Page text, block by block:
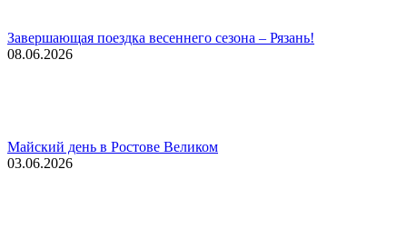
Завершающая поездка весеннего сезона – Рязань!
08.06.2026
Майский день в Ростове Великом
03.06.2026